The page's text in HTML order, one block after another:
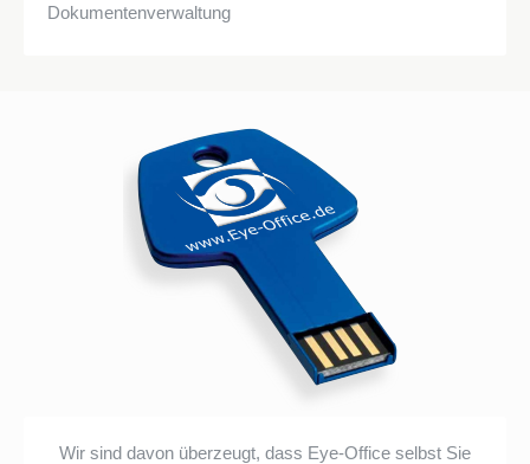
Dokumentenverwaltung
Wir sind davon überzeugt, dass Eye-Office selbst Sie